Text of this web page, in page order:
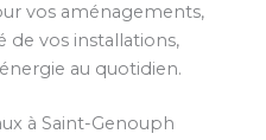
vos aménagements,
de vos installations,
au quotidien.
à Saint-Genouph